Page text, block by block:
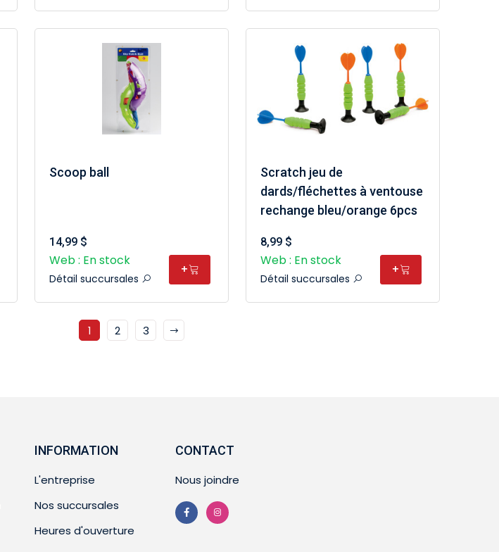
Scoop ball
14,99 $
Web : En stock
Détail succursales
+
Scratch jeu de
dards/fléchettes à ventouse
rechange bleu/orange 6pcs
8,99 $
Web : En stock
Détail succursales
+
1 2 3
INFORMATION
L'entreprise
Nos succursales
Heures d'ouverture
CONTACT
Nous joindre